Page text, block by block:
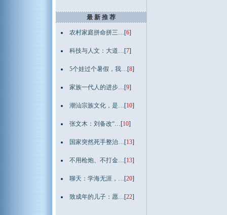
最 新 推 荐
农村家庭拼命拼三…[6]
科技与人文：大道…[7]
5个娃过个暑假，我…[8]
家族一代人的进步…[9]
潮汕宗族文化，是…[10]
张文木：刘备改“…[10]
国家突然死手整治…[13]
不用枪炮、不打金…[13]
聊天：学海无涯，…[20]
致成年的儿子：愿…[22]